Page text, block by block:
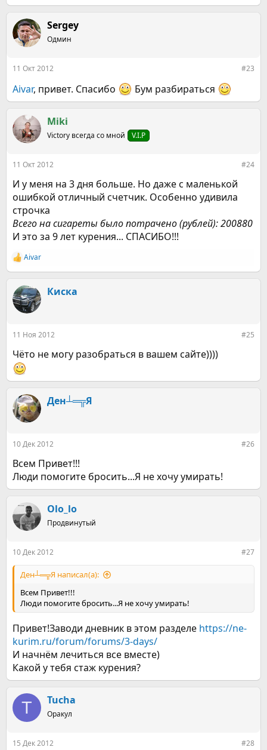
Sergey
Одмин
11 Окт 2012 #23
Aivar, привет. Спасибо Бум разбираться
Miki
Victory всегда со мной V.I.P
11 Окт 2012 #24
И у меня на 3 дня больше. Но даже с маленькой
ошибкой отличный счетчик. Особенно удивила
строчка
Всего на сигареты было потрачено (рублей): 200880
И это за 9 лет курения... СПАСИБО!!!
Р
е
к
ц
и
Aivar
Киска
11 Ноя 2012 #25
Чёто не могу разобраться в вашем сайте))))
Ден┴═╦Я
10 Дек 2012 #26
Всем Привет!!!
Люди помогите бросить...Я не хочу умирать!
Olo_lo
Продвинутый
10 Дек 2012 #27
Ден┴═╦Я написал(а):
Всем Привет!!!
Люди помогите бросить...Я не хочу умирать!
Привет!Заводи дневник в этом разделе https://ne-
kurim.ru/forum/forums/3-days/
И начнём лечиться все вместе)
Какой у тебя стаж курения?
T Tucha
Оракул
15 Дек 2012 #28